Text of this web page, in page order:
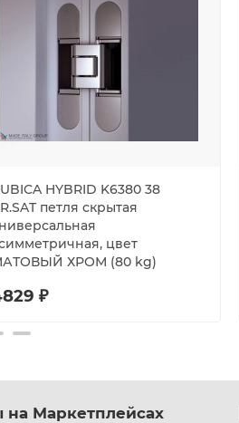
HYBRID K6380 38
петля скрытая
цвет
ХРОМ (80 kg)
₽
Маркетплейсах